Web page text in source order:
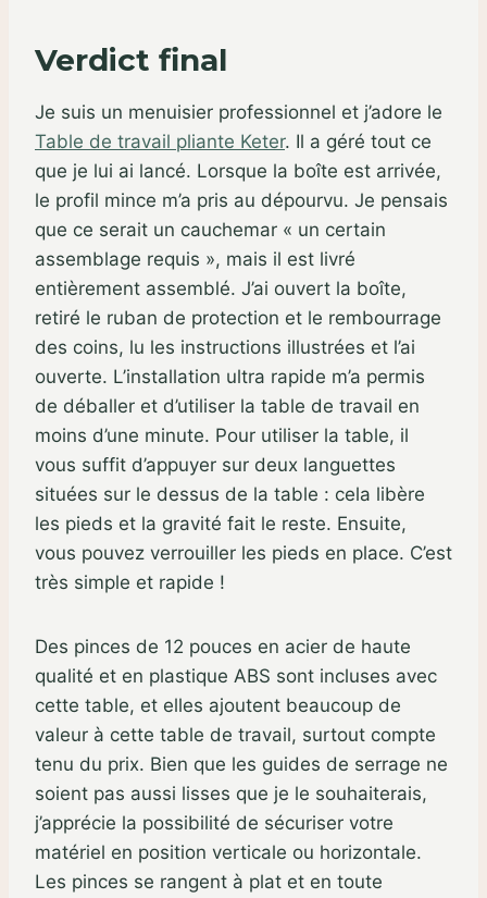
Verdict final
Je suis un menuisier professionnel et j’adore le
Table de travail pliante Keter. Il a géré tout ce
que je lui ai lancé. Lorsque la boîte est arrivée,
le profil mince m’a pris au dépourvu. Je pensais
que ce serait un cauchemar « un certain
assemblage requis », mais il est livré
entièrement assemblé. J’ai ouvert la boîte,
retiré le ruban de protection et le rembourrage
des coins, lu les instructions illustrées et l’ai
ouverte. L’installation ultra rapide m’a permis
de déballer et d’utiliser la table de travail en
moins d’une minute. Pour utiliser la table, il
vous suffit d’appuyer sur deux languettes
situées sur le dessus de la table : cela libère
les pieds et la gravité fait le reste. Ensuite,
vous pouvez verrouiller les pieds en place. C’est
très simple et rapide !
Des pinces de 12 pouces en acier de haute
qualité et en plastique ABS sont incluses avec
cette table, et elles ajoutent beaucoup de
valeur à cette table de travail, surtout compte
tenu du prix. Bien que les guides de serrage ne
soient pas aussi lisses que je le souhaiterais,
j’apprécie la possibilité de sécuriser votre
matériel en position verticale ou horizontale.
Les pinces se rangent à plat et en toute